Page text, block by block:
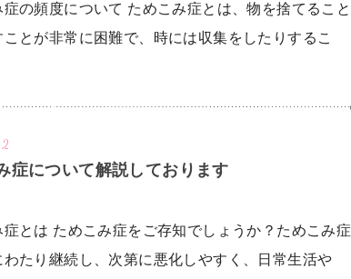
症の頻度について ためこみ症とは、物を捨てること
とが非常に困難で、時には収集をしたりするこ
症について解説しております
症とは ためこみ症をご存知でしょうか？ためこみ症
わたり継続し、次第に悪化しやすく、日常生活や